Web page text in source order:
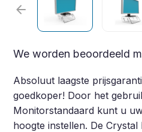
arrow_back
We worden beoordeeld
Absoluut laagste
goedkoper! Door het
Monitorstandaard kunt u
hoogte instellen. De